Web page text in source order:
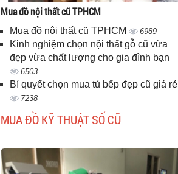
Mua đồ nội thất cũ TPHCM
Mua đồ nội thất cũ TPHCM 6989
Kinh nghiệm chọn nội thất gỗ cũ vừa
đẹp vừa chất lượng cho gia đình bạn
6503
Bí quyết chọn mua tủ bếp đẹp cũ giá rẻ
7238
MUA ĐỒ KỸ THUẬT SỐ CŨ